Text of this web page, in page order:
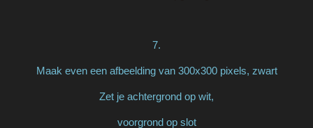
7.
Maak even een afbeelding van 300x300 pixels, zwart
Zet je achtergrond op wit,
voorgrond op slot